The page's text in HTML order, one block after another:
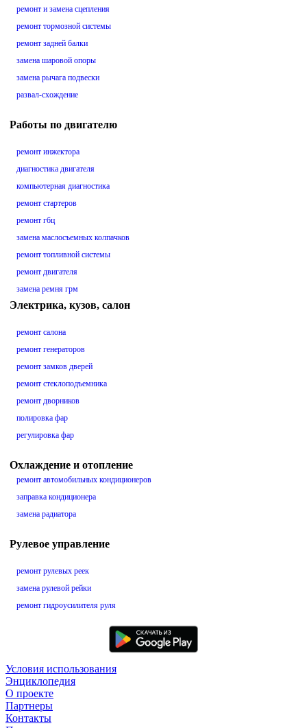
ремонт и замена сцепления
ремонт тормозной системы
ремонт задней балки
замена шаровой опоры
замена рычага подвески
развал-схождение
Работы по двигателю
ремонт инжектора
диагностика двигателя
компьютерная диагностика
ремонт стартеров
ремонт гбц
замена маслосъемных колпачков
ремонт топливной системы
ремонт двигателя
замена ремня грм
Электрика, кузов, салон
ремонт салона
ремонт генераторов
ремонт замков дверей
ремонт стеклоподъемника
ремонт дворников
полировка фар
регулировка фар
Охлаждение и отопление
ремонт автомобильных кондиционеров
заправка кондиционера
замена радиатора
Рулевое управление
ремонт рулевых реек
замена рулевой рейки
ремонт гидроусилителя руля
Условия использования
Энциклопедия
О проекте
Партнеры
Контакты